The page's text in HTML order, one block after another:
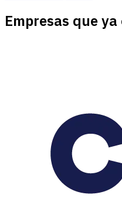
Empresas que